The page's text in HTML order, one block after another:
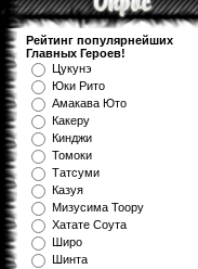
Рейтинг популярнейших
Главных Героев!
Цукунэ
Юки Рито
Амакава Юто
Какеру
Кинджи
Томоки
Татсуми
Казуя
Мизуcима Тоору
Хатате Соута
Широ
Шинта